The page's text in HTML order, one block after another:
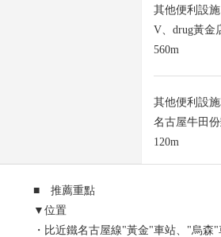
其他便利設施
V、drug黃金
560m
其他便利設
名古屋牛田
120m
■ 推薦重點
▼位置
・比近鐵名古屋線"黃金"車站、"烏森